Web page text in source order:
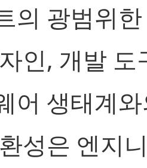
의 광범위
인, 개발 도
어 생태계
성은 엔지